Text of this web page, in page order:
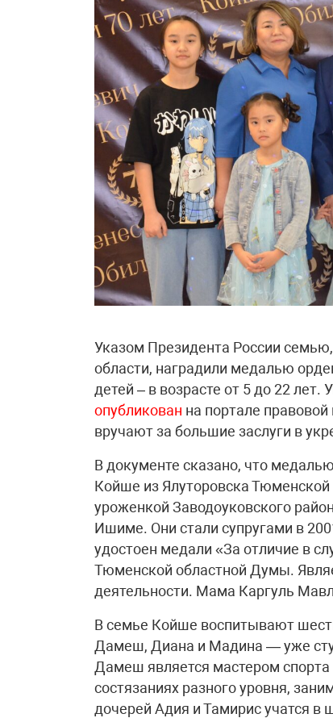
Указом Президента России
области, наградили медалью
детей – в возрасте от 5 до 22
опубликован на портале
вручают за большие заслуги в
В документе сказано, что
Койше из Ялуторовска
уроженкой Заводоуковского
Ишиме. Они стали супругами в
удостоен медали «За отличие в
Тюменской областной Думы.
деятельности. Мама Каргуль
В семье Койше воспитывают
Дамеш, Диана и Мадина — уже
Дамеш является мастером
состязаниях разного уровня,
дочерей Адия и Тамирис учатся в